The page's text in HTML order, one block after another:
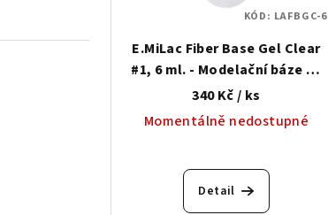
o
d
r
E.MiLac Fiber Base Gel Clear
#1, 6 ml. - Modelační báze se
zpevňujícím syntetickým
vláknem
340 Kč/ ks
Momentálně nedostupné
Detail
KÓD: LAFBGC-6